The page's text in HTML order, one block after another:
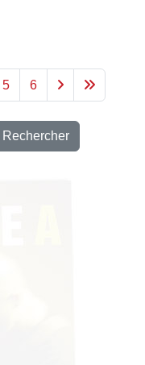
5 6
Rechercher